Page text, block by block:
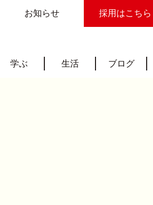
お知らせ 採用はこちら
学ぶ 生活 ブログ